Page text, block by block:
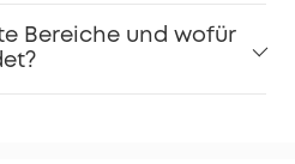
Bereiche und wofür